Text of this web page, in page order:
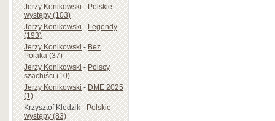
Jerzy Konikowski-Polskie
występy (103)
Jerzy Konikowski-Legendy
(193)
Jerzy Konikowski-Bez
Polaka (37)
Jerzy Konikowski-Polscy
szachiści (10)
Jerzy Konikowski-DME 2025
(1)
Krzysztof Kledzik-Polskie
występy (83)